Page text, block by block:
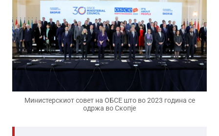
Министерскиот совет на ОБСЕ што во 2023 година се
одржа во Скопје